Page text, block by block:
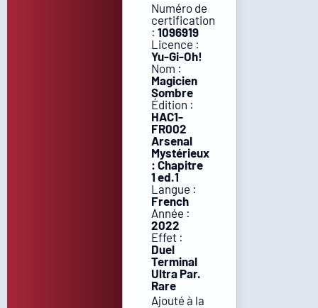
Numéro de
certification
: 1096919
Licence :
Yu-Gi-Oh!
Nom :
Magicien
Sombre
Édition :
HAC1-
FR002
Arsenal
Mystérieux
: Chapitre
1 ed.1
Langue :
French
Année :
2022
Effet :
Duel
Terminal
Ultra Par.
Rare
Ajouté à la